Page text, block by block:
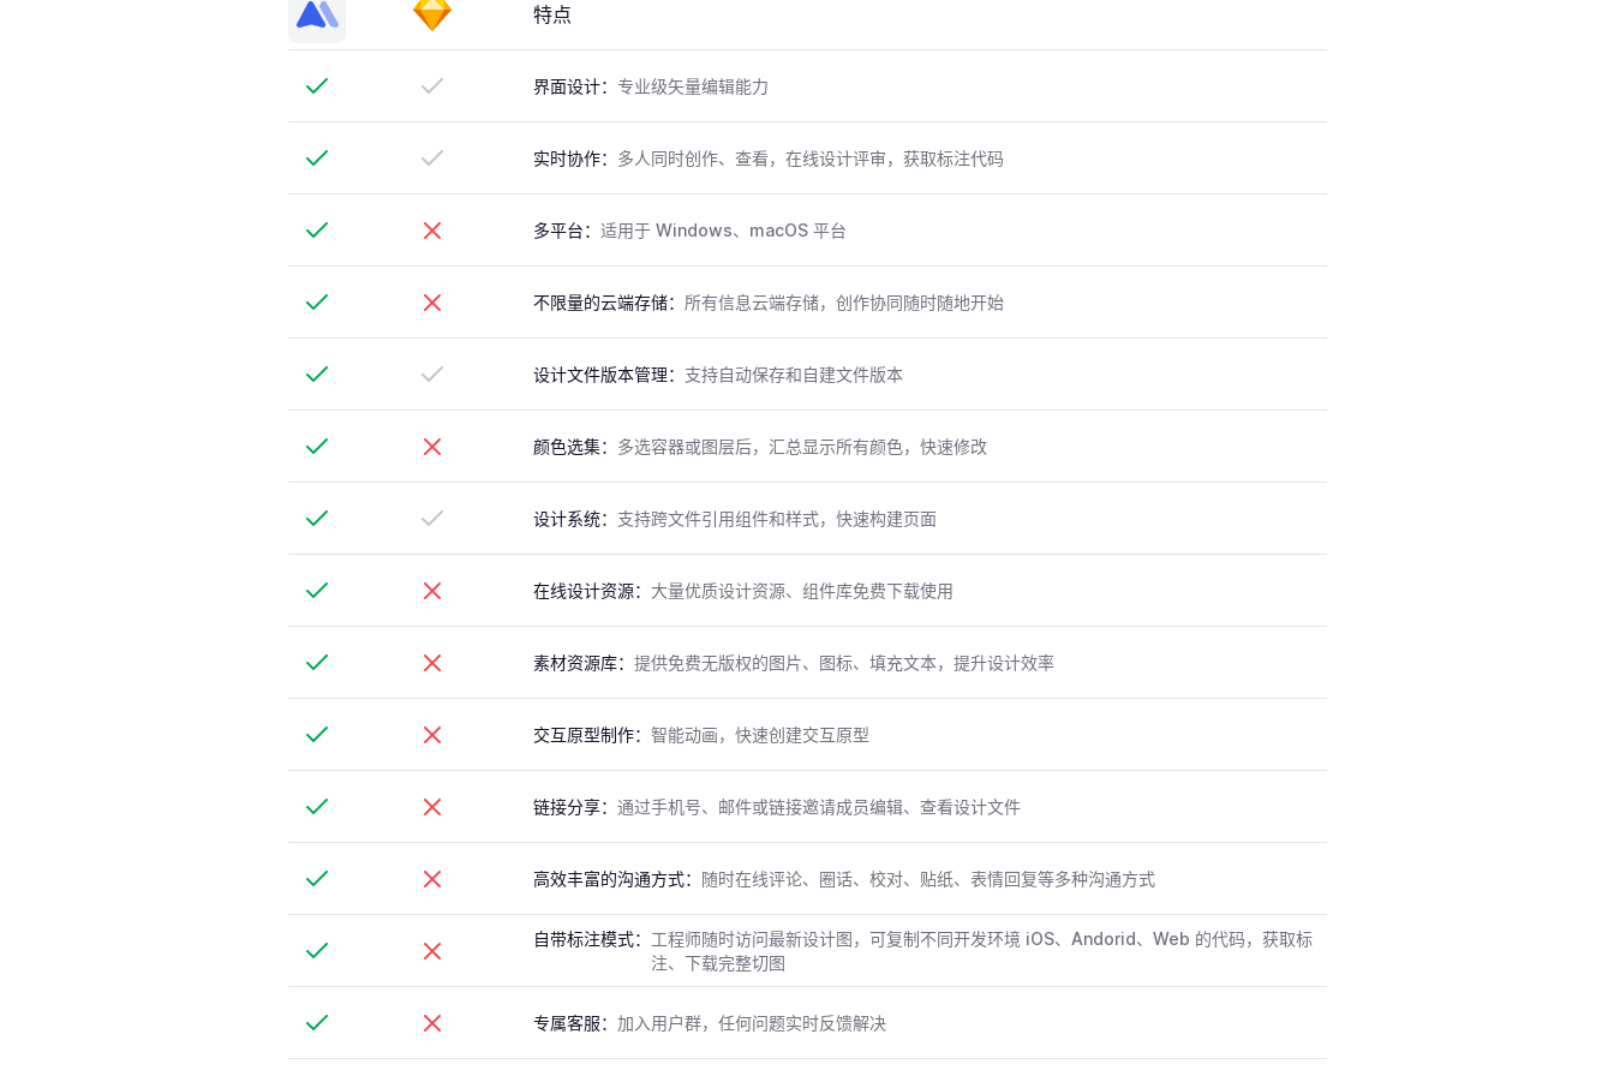
特点
界面设计： 专业级矢量编辑能力
实时协作： 多人同时创作、查看，在线设计评审，获取标注代码
多平台： 适用于 Windows、macOS 平台
不限量的云端存储： 所有信息云端存储，创作协同随时随地开始
设计文件版本管理： 支持自动保存和自建文件版本
颜色选集： 多选容器或图层后，汇总显示所有颜色，快速修改
设计系统： 支持跨文件引用组件和样式，快速构建页面
在线设计资源： 大量优质设计资源、组件库免费下载使用
素材资源库： 提供免费无版权的图片、图标、填充文本，提升设计效率
交互原型制作： 智能动画，快速创建交互原型
链接分享： 通过手机号、邮件或链接邀请成员编辑、查看设计文件
高效丰富的沟通方式： 随时在线评论、圈话、校对、贴纸、表情回复等多种沟通方式
自带标注模式： 工程师随时访问最新设计图，可复制不同开发环境 iOS、Andorid、Web 的代码，获取标
注、下载完整切图
专属客服： 加入用户群，任何问题实时反馈解决